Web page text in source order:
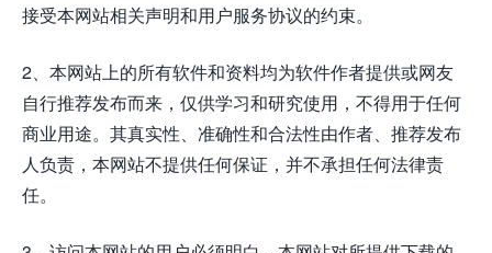
接受本网站相关声明和用户服务协议的约束。
2、本网站上的所有软件和资料均为软件作者提供或网友
自行推荐发布而来，仅供学习和研究使用，不得用于任何
商业用途。其真实性、准确性和合法性由作者、推荐发布
人负责，本网站不提供任何保证，并不承担任何法律责
任。